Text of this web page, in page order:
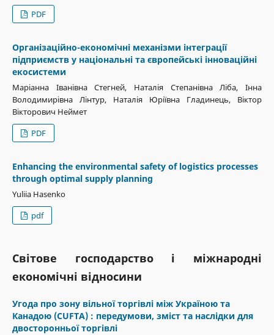
PDF
Організаційно-економічні механізми інтеграції
підприємств у національні та європейські інноваційні
екосистеми
Маріанна Іванівна Стегней, Наталія Степанівна Ліба, Інна
Володимирівна Лінтур, Наталія Юріївна Гладинець, Віктор
Вікторович Неймет
PDF
Enhancing the environmental safety of logistics processes
through optimal supply planning
Yuliia Hasenko
pdf
Світове господарство і міжнародні
економічні відносини
Угода про зону вільної торгівлі між Україною та
Канадою (CUFTA) : передумови, зміст та наслідки для
двосторонньої торгівлі